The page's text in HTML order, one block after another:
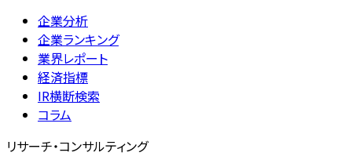
企業分析
企業ランキング
業界レポート
経済指標
IR横断検索
コラム
リサーチ・コンサルティング